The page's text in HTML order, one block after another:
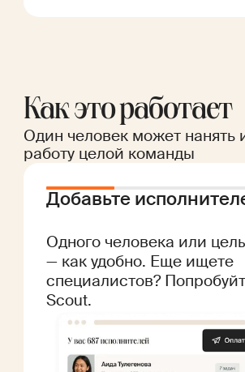
Как это работает
Один человек может нанять
работу целой команды
Добавьте
Одного человека или
— как удобно. Еще ищете
специалистов?
Scout.